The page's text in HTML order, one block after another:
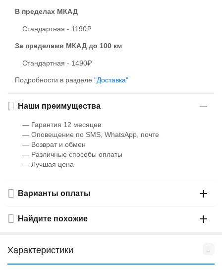
В пределах МКАД
Стандартная - 1190₽
За пределами МКАД до 100 км
Стандартная - 1490₽
Подробности в разделе "Доставка"
Наши преимущества
— Гарантия 12 месяцев
— Оповещение по SMS, WhatsApp, почте
— Возврат и обмен
— Различные способы оплаты
— Лучшая цена
Варианты оплаты
Найдите похожие
Характеристики